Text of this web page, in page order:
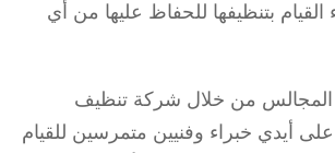
القيام بتنظيفها للحفاظ عليها من أي
المجالس من خلال شركة تنظيف
أيدي خبراء وفنيين متمرسين للقيام